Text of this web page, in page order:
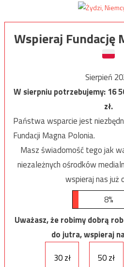
Wspieraj Fundację
Sierpień
W sierpniu potrzebujemy:16
zł.
Państwa wsparcie jest
Fundacji Magna Polonia.
Masz świadomość tego jak
niezależnych ośrodków
wspieraj nas już
8%
Uważasz, że robimy dobrą
do jutra, wspieraj
30 zł
50 zł